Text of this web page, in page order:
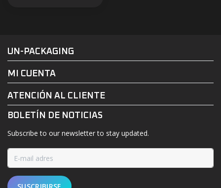
FACEBOOK
UN-PACKAGING
MI CUENTA
ATENCIÓN AL CLIENTE
BOLETÍN DE NOTICIAS
Subscribe to our newsletter to stay updated.